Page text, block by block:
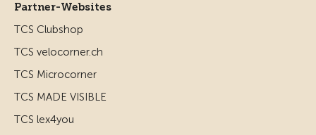
Partner-Websites
TCS Clubshop
TCS velocorner.ch
TCS Microcorner
TCS MADE VISIBLE
TCS lex4you